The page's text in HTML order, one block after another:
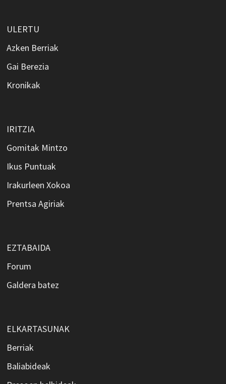
ULERTU
Azken Berriak
Gai Berezia
Kronikak
IRITZIA
Gomitak Mintzo
Ikus Puntuak
Irakurleen Xokoa
Prentsa Agiriak
EZTABAIDA
Forum
Galdera batez
ELKARTASUNAK
Berriak
Baliabideak